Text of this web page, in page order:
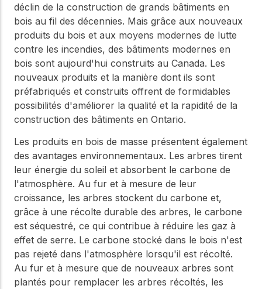
déclin de la construction de grands bâtiments en
bois au fil des décennies. Mais grâce aux nouveaux
produits du bois et aux moyens modernes de lutte
contre les incendies, des bâtiments modernes en
bois sont aujourd'hui construits au Canada. Les
nouveaux produits et la manière dont ils sont
préfabriqués et construits offrent de formidables
possibilités d'améliorer la qualité et la rapidité de la
construction des bâtiments en Ontario.
Les produits en bois de masse présentent également
des avantages environnementaux. Les arbres tirent
leur énergie du soleil et absorbent le carbone de
l'atmosphère. Au fur et à mesure de leur
croissance, les arbres stockent du carbone et,
grâce à une récolte durable des arbres, le carbone
est séquestré, ce qui contribue à réduire les gaz à
effet de serre. Le carbone stocké dans le bois n'est
pas rejeté dans l'atmosphère lorsqu'il est récolté.
Au fur et à mesure que de nouveaux arbres sont
plantés pour remplacer les arbres récoltés, les